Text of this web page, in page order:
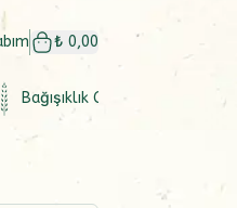
₺ 0,00
Bağışıklık Güçlendirici